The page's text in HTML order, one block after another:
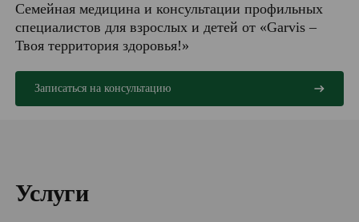
Семейная медицина и консультации профильных
специалистов для взрослых и детей от «Garvis –
Твоя территория здоровья!»
Записаться на консультацию
Услуги